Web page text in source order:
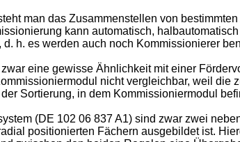
man das Zusammenstellen von
kann automatisch,
h. es werden auch noch Kommissionierer
eine gewisse Ähnlichkeit mit einer
nicht vergleichbar, weil
Sortierung, in dem Kommissioniermodul
(DE 102 06 837 A1) sind zwar zwei
positionierten Fächern ausgebildet ist.